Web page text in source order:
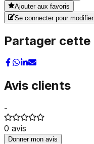
Ajouter aux favoris
Se connecter pour modifier
Partager
Avis clients
-
0 avis
Donner mon avis